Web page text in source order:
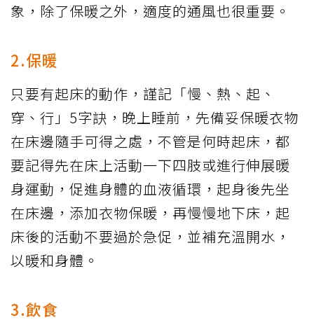
象，除了保暖之外，適度的通風也很重要。
2.保暖
只要有起床的動作，謹記「慢、熱、起、
穿、行」5字訣，晚上睡前，先備妥保暖衣物
在床邊隨手可得之處，不管是何時起床，都
要記得先在床上活動一下四肢或進行伸展暖
身運動，促進身體的血液循環，起身後先坐
在床邊，添加衣物保暖，再慢慢地下床，起
床後的活動不要過於急促，並補充溫開水，
以暖和身體。
3.飲食